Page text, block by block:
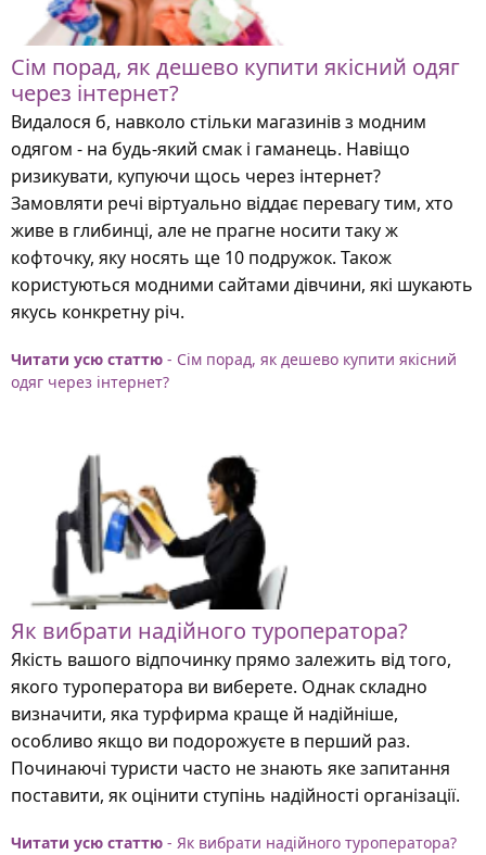
Сім порад, як дешево купити якісний одяг
через інтернет?
Видалося б, навколо стільки магазинів з модним
одягом - на будь-який смак і гаманець. Навіщо
ризикувати, купуючи щось через інтернет?
Замовляти речі віртуально віддає перевагу тим, хто
живе в глибинці, але не прагне носити таку ж
кофточку, яку носять ще 10 подружок. Також
користуються модними сайтами дівчини, які шукають
якусь конкретну річ.
Читати усю статтю - Сім порад, як дешево купити якісний
одяг через інтернет?
Як вибрати надійного туроператора?
Якість вашого відпочинку прямо залежить від того,
якого туроператора ви виберете. Однак складно
визначити, яка турфирма краще й надійніше,
особливо якщо ви подорожуєте в перший раз.
Починаючі туристи часто не знають яке запитання
поставити, як оцінити ступінь надійності організації.
Читати усю статтю - Як вибрати надійного туроператора?